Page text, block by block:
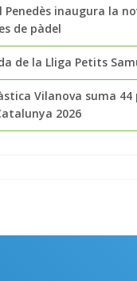
Penedès inaugura la
de pàdel
de la Lliga Petits
Vilanova suma 44
2026